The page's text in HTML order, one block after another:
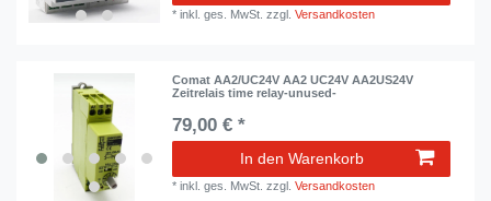
*inkl. ges. MwSt. zzgl.Versandkosten
Comat AA2/UC24V AA2 UC24V AA2US24V
Zeitrelais time relay-unused-
79,00 € *
In den Warenkorb
*inkl. ges. MwSt. zzgl.Versandkosten